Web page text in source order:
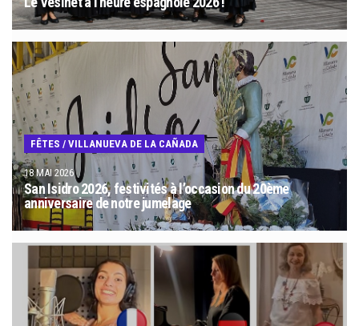
FÊTES / VILLANUEVA DE LA CAÑADA
18 MAI 2026
San Isidro 2026, festivités à l’occasion du 20ème
anniversaire de notre jumelage